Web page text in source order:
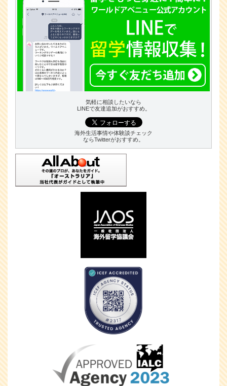
気軽に相談したいなら
LINEで友達追加がおすすめ。
海外生活事情や体験談チェック
ならTwitterがおすすめ。